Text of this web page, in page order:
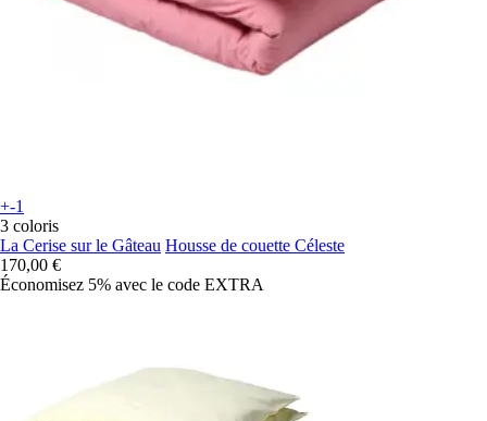
+-1
3 coloris
La Cerise sur le Gâteau Housse de couette Céleste
170,00 €
Économisez 5% avec le code EXTRA